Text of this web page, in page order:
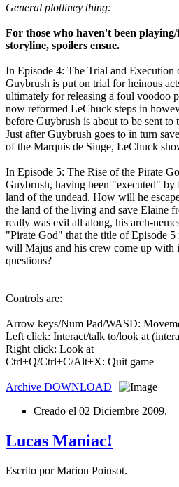
General plotliney thing:
For those who haven't been
storyline, spoilers ensue.
In Episode 4: The Trial and
Guybrush is put on trial for heinous
ultimately for releasing a foul voodoo
now reformed LeChuck steps in
before Guybrush is about to be sent
Just after Guybrush goes to in turn
of the Marquis de Singe, LeChuck
In Episode 5: The Rise of the Pirate
Guybrush, having been "executed"
land of the undead. How will he
the land of the living and save Elaine
really was evil all along, his arch-
"Pirate God" that the title of Episode 5
will Majus and his crew come up with
questions?
Controls are:
Arrow keys/Num Pad/WASD:
Left click: Interact/talk to/look at
Right click: Look at
Ctrl+Q/Ctrl+C/Alt+X: Quit game
Archive DOWNLOAD
Creado el 02 Diciembre 2009.
Lucas Maniac!
Escrito por Marion Poinsot.